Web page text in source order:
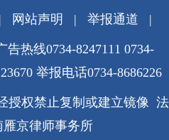
网站声明 | 举报通道 |
告热线0734-8247111 0734-
举报电话0734-8686226
授权禁止复制或建立镜像 法
京律师事务所